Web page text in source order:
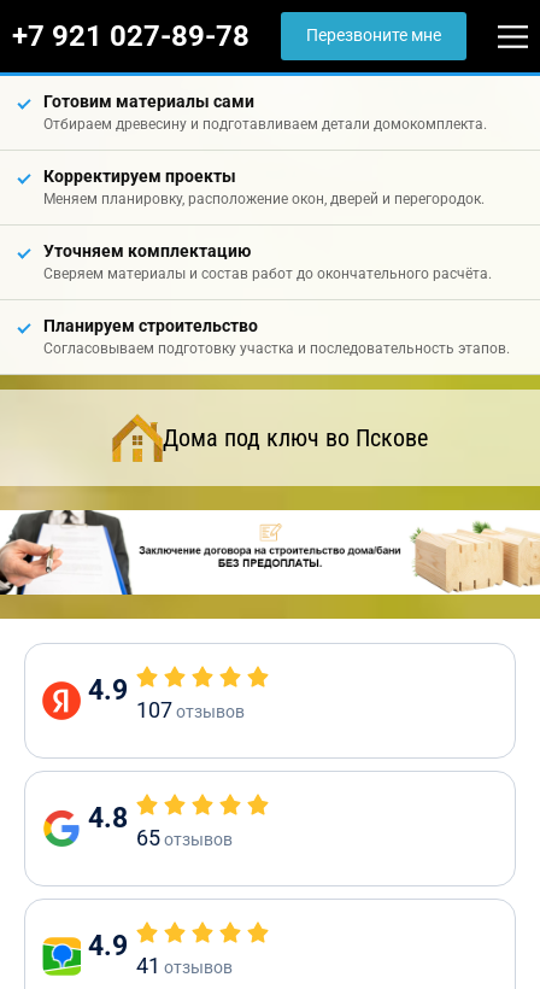
+7 921 027-89-78 Перезвоните мне
Готовим материалы сами
Отбираем древесину и подготавливаем детали домокомплекта.
Корректируем проекты
Меняем планировку, расположение окон, дверей и перегородок.
Уточняем комплектацию
Сверяем материалы и состав работ до окончательного расчёта.
Планируем строительство
Согласовываем подготовку участка и последовательность этапов.
Дома под ключ во Пскове
4.9
107отзывов
4.8
65отзывов
4.9
41 отзывов